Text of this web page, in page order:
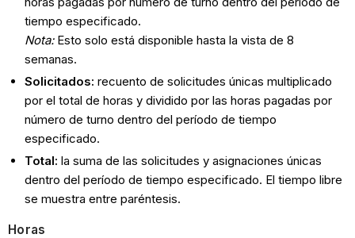
tiempo especificado.
Nota: Esto solo está disponible hasta la vista de 8
semanas.
Solicitados: recuento de solicitudes únicas multiplicado
por el total de horas y dividido por las horas pagadas por
número de turno dentro del período de tiempo
especificado.
Total: la suma de las solicitudes y asignaciones únicas
dentro del período de tiempo especificado. El tiempo libre
se muestra entre paréntesis.
Horas